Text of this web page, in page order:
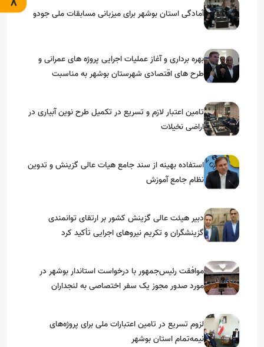
آمادگی استان بوشهر برای میزبانی مسابقات ملی جودو
بهره برداری و آغاز عملیات اجرایی پروژه های عمرانی و
طرح های اقتصادی شهرستان بوشهر به مناسبت
تامین اعتبار لازم و تسریع در تکمیل طرح نوین آبیاری در
اراضی نخیلات
استفاده بهینه از سند جامع هیات عالی گزینش و‌ تدوین
نظام جامع آموزش
دبیر هیئت عالی گزینش کشور بر ارتقای توانمندی
گزینشگران و تکریم نیروهای اجرایی تأکید کرد
موافقت رئیس‌جمهور با درخواست استاندار بوشهر در
مورد صدور مجوز یک سفر اختصاصی به لنجداران
لزوم تسریع در تامین اعتبارات ملی برای پروژه‌های
نیمه‌تمام استان بوشهر